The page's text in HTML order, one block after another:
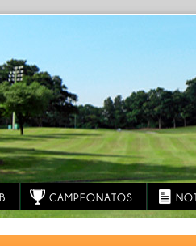
CAMPEONATOS